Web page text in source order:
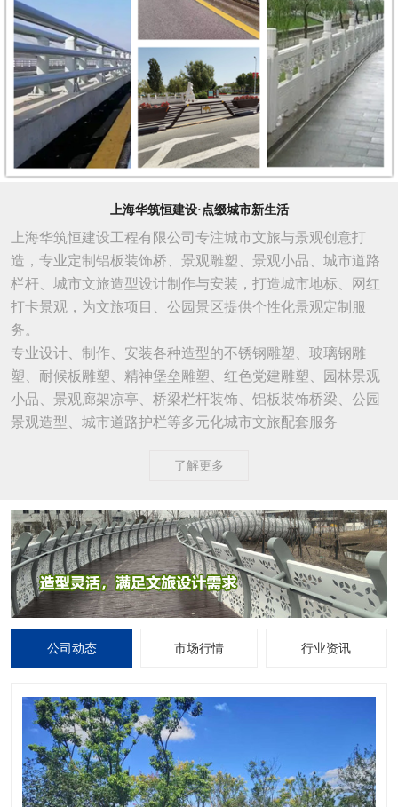
上海华筑恒建设·点缀城市新生活
上海华筑恒建设工程有限公司专注城市文旅与景观创意打
造，专业定制铝板装饰桥、景观雕塑、景观小品、城市道路
栏杆、城市文旅造型设计制作与安装，打造城市地标、网红
打卡景观，为文旅项目、公园景区提供个性化景观定制服
务。
专业设计、制作、安装各种造型的不锈钢雕塑、玻璃钢雕
塑、耐候板雕塑、精神堡垒雕塑、红色党建雕塑、园林景观
小品、景观廊架凉亭、桥梁栏杆装饰、铝板装饰桥梁、公园
景观造型、城市道路护栏等多元化城市文旅配套服务
了解更多
公司动态 市场行情 行业资讯